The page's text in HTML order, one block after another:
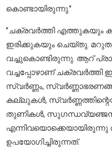
കൊണ്ടായിരുന്നു."
"ചക്രവർത്തി എത്തുകയും
ഇരിക്കുകയും ചെയ്തു.
വച്ചുകൊണ്ടിരുന്നു. ആറ്
വച്ചപ്പോഴാണ് ചക്രവർത്തി
സ്വർണ്ണം,
കല്ലുകൾ,
തുണികൾ,
എന്നിവയൊക്കെയായിരുന്നു
ഉപയോഗിച്ചിരുന്നത്.